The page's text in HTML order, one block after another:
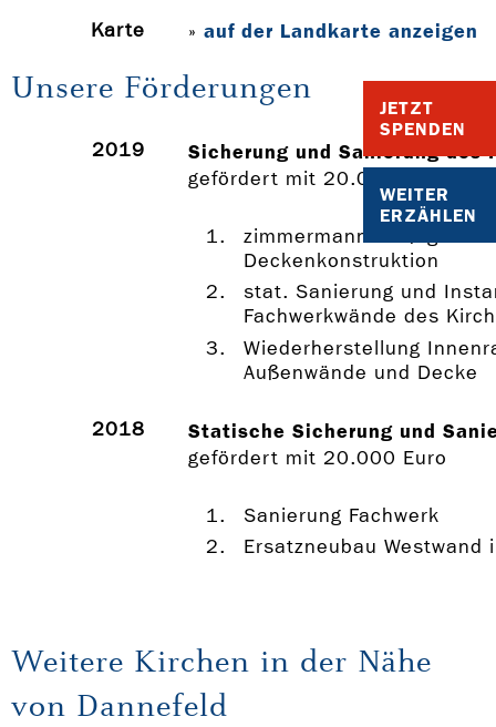
JETZT
SPENDEN
WEITER
ERZÄHLEN
Karte
» auf der Landkarte anzeigen
Unsere Förderungen
2019 Sicherung und Sanierung des
gefördert mit 20.000 Euro
zimmermannsmäßige
Deckenkonstruktion
stat. Sanierung und
Fachwerkwände des
Wiederherstellung
Außenwände und Decke
2018 Statische Sicherung und
gefördert mit 20.000 Euro
Sanierung Fachwerk
Ersatzneubau Westwand
Weitere Kirchen in der Nähe
von Dannefeld